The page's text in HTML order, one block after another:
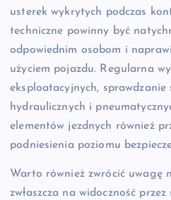
usterek wykrytych podczas
techniczne powinny być
odpowiednim osobom i
użyciem pojazdu. Regularna
eksploatacyjnych, sprawdzanie
hydraulicznych i
elementów jezdnych również
podniesienia poziomu
Warto również zwrócić uwagę
zwłaszcza na widoczność